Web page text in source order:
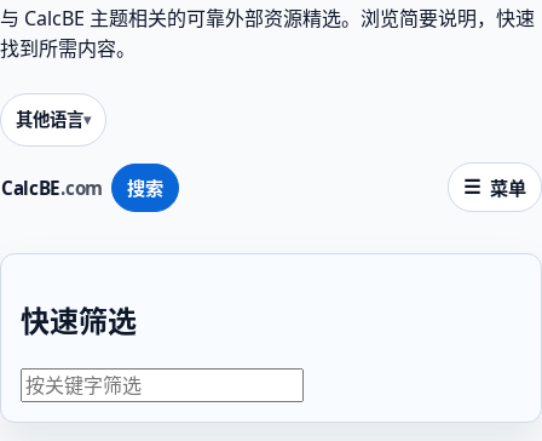
CalcBE.com 搜索 菜单
与 CalcBE 主题相关的可靠外部资源精选。浏览简要说明，快速
找到所需内容。
其他语言
快速筛选